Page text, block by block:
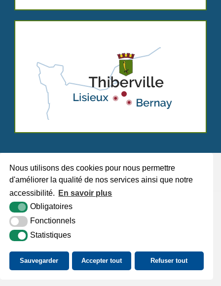
Nous utilisons des cookies pour nous permettre
d'améliorer la qualité de nos services ainsi que notre
accessibilité.
En savoir plus
Obligatoires
Fonctionnels
Statistiques
Sauvegarder Accepter tout Refuser tout